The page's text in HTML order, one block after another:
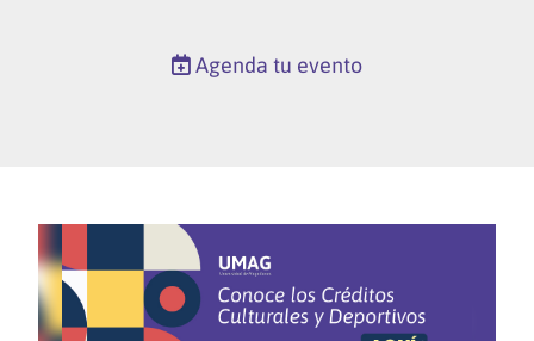
Agenda tu evento